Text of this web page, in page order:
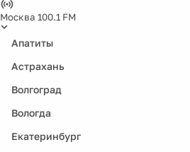
Москва 100.1 FM
Апатиты
Астрахань
Волгоград
Вологда
Екатеринбург